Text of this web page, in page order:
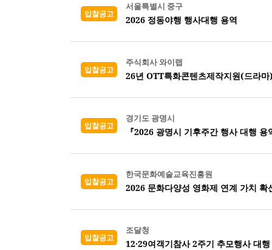
입찰공고
서울특별시 중구
2026 정동야행 행사대행 용역
입찰공고
주식회사 와이랩
26년 OTT특화콘텐츠제작지원(드라
입찰공고
경기도 광명시
『2026 광명시 기후주간 행사 대행
입찰공고
한국문화예술교육진흥원
2026 문화다양성 영화제 연계 가치 확
입찰공고
조달청
12·29여객기참사 2주기 추모행사 대